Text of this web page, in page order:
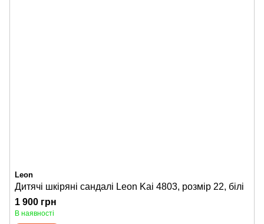
Leon
Дитячі шкіряні сандалі Leon Kai 4803, розмір 22, білі
1 900 грн
В наявності